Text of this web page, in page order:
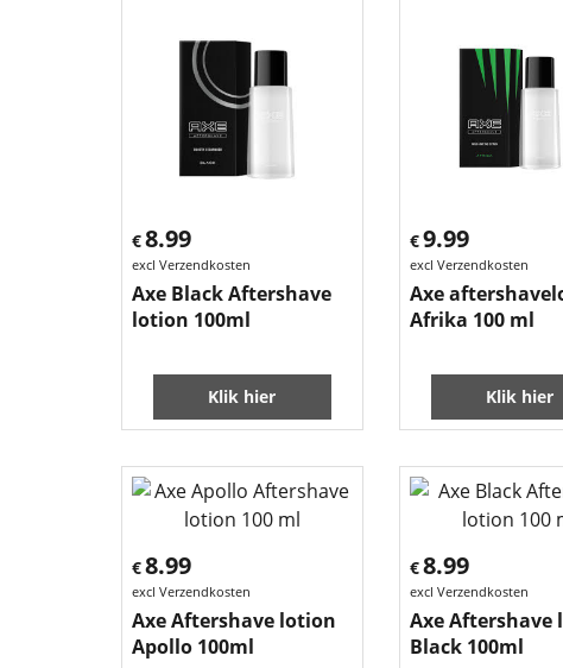
€8.99
excl Verzendkosten
Axe Black Aftershave
lotion 100ml
Klik hier
€9.99
excl Verzendkosten
Axe
Afrika 100 ml
Klik hier
€8.99
excl Verzendkosten
Axe Aftershave lotion
Apollo 100ml
€8.99
excl Verzendkosten
Axe Aftershave
Black 100ml